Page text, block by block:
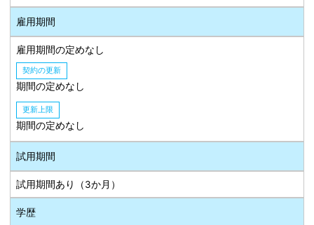
雇用期間
雇用期間の定めなし
契約の更新
期間の定めなし
更新上限
期間の定めなし
試用期間
試用期間あり（3か月）
学歴